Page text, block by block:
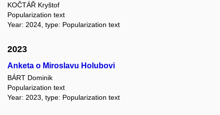
KOČTÁŘ Kryštof
Popularization text
Year: 2024, type: Popularization text
2023
Anketa o Miroslavu Holubovi
BÁRT Dominik
Popularization text
Year: 2023, type: Popularization text